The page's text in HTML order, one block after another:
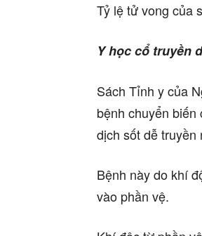
Tỷ lệ tử vong của
Y học cổ truyền
Sách Tỉnh y của
bệnh chuyển biến
dịch sốt dễ truyền
Bệnh này do khí
vào phần vệ.